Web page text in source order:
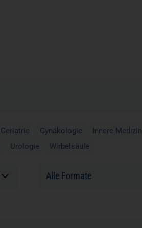
Geriatrie Gynäkologie Innere Medizin
Urologie Wirbelsäule